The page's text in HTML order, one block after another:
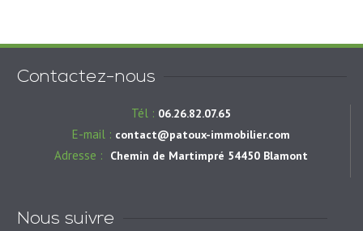
Contactez-nous
Tél : 06.26.82.07.65
E-mail : contact@patoux-immobilier.com
Adresse : Chemin de Martimpré 54450 Blamont
Nous suivre